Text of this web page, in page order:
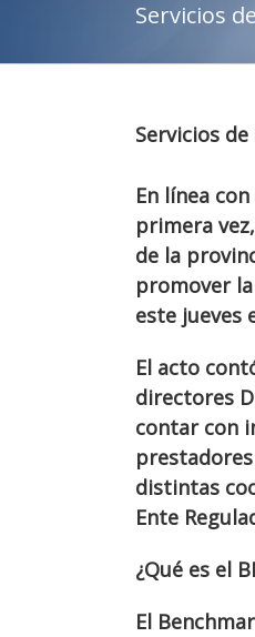
Servicios
Servicios
En línea
primera
de la
promover
este jueves
El acto
directores
contar con
distintas
Ente
¿Qué es el
El